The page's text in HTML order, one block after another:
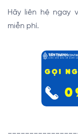
Hãy liên hệ ngay
miễn phí.